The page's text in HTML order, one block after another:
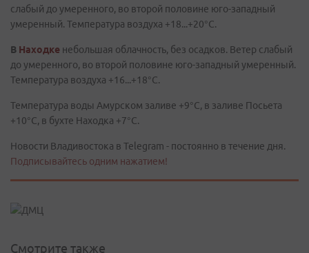
слабый до умеренного, во второй половине юго-западный
умеренный. Температура воздуха +18...+20°C.
В Находке небольшая облачность, без осадков. Ветер слабый
до умеренного, во второй половине юго-западный умеренный.
Температура воздуха +16...+18°C.
Температура воды Амурском заливе +9°C, в заливе Посьета
+10°C, в бухте Находка +7°C.
Новости Владивостока в Telegram - постоянно в течение дня.
Подписывайтесь одним нажатием!
Смотрите также